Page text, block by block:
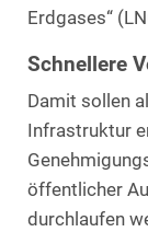
Erdgases“
Schnellere
Damit sollen
Infrastruktur
öffentlicher
durchlaufen